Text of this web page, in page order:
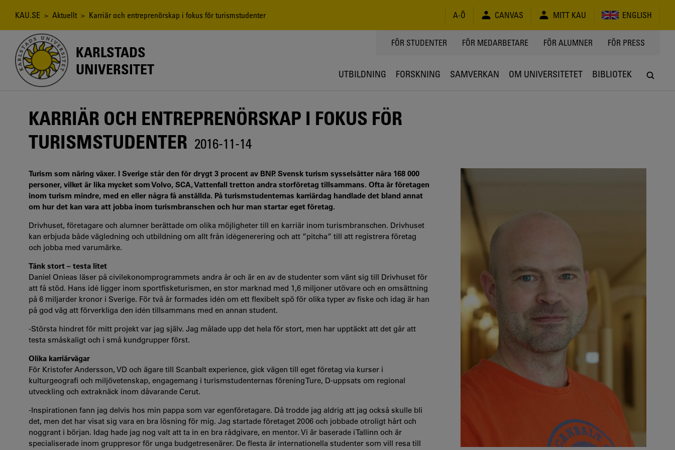
Länkstig
KAU.SE > Aktuellt > Karriär och entreprenörskap i fokus för turismstudenter A-Ö CANVAS MITT KAU ENGLISH
KARLSTADS
UNIVERSITET
TOPPMENY
FÖR STUDENTER FÖR MEDARBETARE FÖR ALUMNER FÖR PRESS
UTBILDNING FORSKNING SAMVERKAN OM UNIVERSITETET BIBLIOTEK
KARRIÄR OCH ENTREPRENÖRSKAP I FOKUS FÖR
TURISMSTUDENTER 2016-11-14
Turism som näring växer. I Sverige står den för drygt 3 procent av BNP. Svensk turism sysselsätter nära 168 000
personer, vilket är lika mycket som Volvo, SCA, Vattenfall tretton andra storföretag tillsammans. Ofta är företagen
inom turism mindre, med en eller några få anställda. På turismstudenternas karriärdag handlade det bland annat
om hur det kan vara att jobba inom turismbranschen och hur man startar eget företag.
Drivhuset, företagare och alumner berättade om olika möjligheter till en karriär inom turismbranschen. Drivhuset
kan erbjuda både vägledning och utbildning om allt från idégenerering och att ”pitcha” till att registrera företag
och jobba med varumärke.
Tänk stort – testa litet
Daniel Onieas läser på civilekonomprogrammets andra år och är en av de studenter som vänt sig till Drivhuset för
att få stöd. Hans idé ligger inom sportfisketurismen, en stor marknad med 1,6 miljoner utövare och en omsättning
på 6 miljarder kronor i Sverige. För två år formades idén om ett flexibelt spö för olika typer av fiske och idag är han
på god väg att förverkliga den idén tillsammans med en annan student.
-Största hindret för mitt projekt var jag själv. Jag målade upp det hela för stort, men har upptäckt att det går att
testa småskaligt och i små kundgrupper först.
Olika karriärvägar
För Kristofer Andersson, VD och ägare till Scanbalt experience, gick vägen till eget företag via kurser i
kulturgeografi och miljövetenskap, engagemang i turismstudenternas förening Ture, D-uppsats om regional
utveckling och extraknäck inom dåvarande Cerut.
-Inspirationen fann jag delvis hos min pappa som var egenföretagare. Då trodde jag aldrig att jag också skulle bli
det, men det har visat sig vara en bra lösning för mig. Jag startade företaget 2006 och jobbade otroligt hårt och
noggrant i början. Idag hade jag nog valt att ta in en bra rådgivare, en mentor. Vi är baserade i Tallinn och är
specialiserade inom gruppresor för unga budgetresenärer. De flesta är internationella studenter som vill resa till